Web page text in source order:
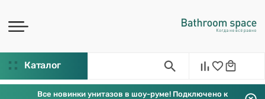
Каталог
Все новинки унитазов в шоу-руме! Подключено к